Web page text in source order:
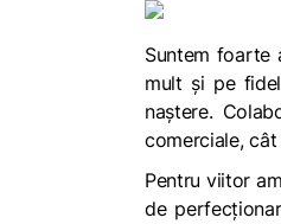
Suntem foarte
mult și pe
naștere.
comerciale,
Pentru viitor
de